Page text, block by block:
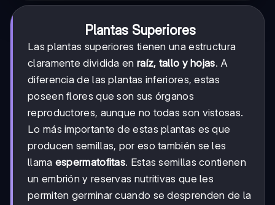
Plantas Superiores
Las plantas superiores tienen una estructura
claramente dividida en raíz, tallo y hojas. A
diferencia de las plantas inferiores, estas
poseen flores que son sus órganos
reproductores, aunque no todas son vistosas.
Lo más importante de estas plantas es que
producen semillas, por eso también se les
llama espermatofitas. Estas semillas contienen
un embrión y reservas nutritivas que les
permiten germinar cuando se desprenden de la